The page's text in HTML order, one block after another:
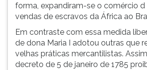
forma, expandiram-se o comércio d
vendas de escravos da África ao
Em contraste com essa medida
de dona Maria I adotou outras que
velhas práticas mercantilistas.
decreto de 5 de janeiro de 1785